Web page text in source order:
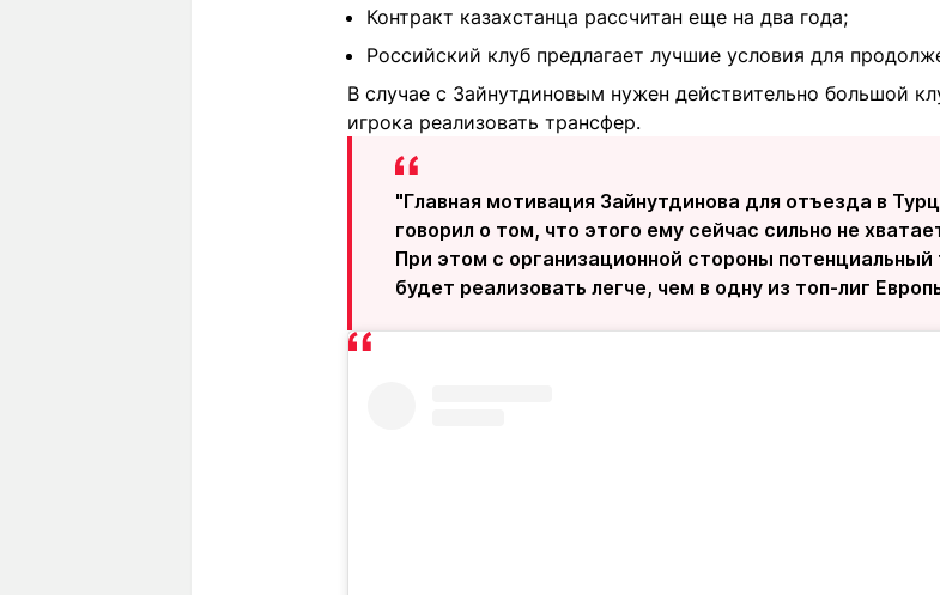
Контракт казахстанца рассчитан еще на два года;
Российский клуб предлагает лучшие условия для
В случае с Зайнутдиновым нужен действительно большой
игрока реализовать трансфер.
"Главная мотивация Зайнутдинова для отъезда в
говорил о том, что этого ему сейчас сильно не
При этом с организационной стороны
будет реализовать легче, чем в одну из топ-лиг